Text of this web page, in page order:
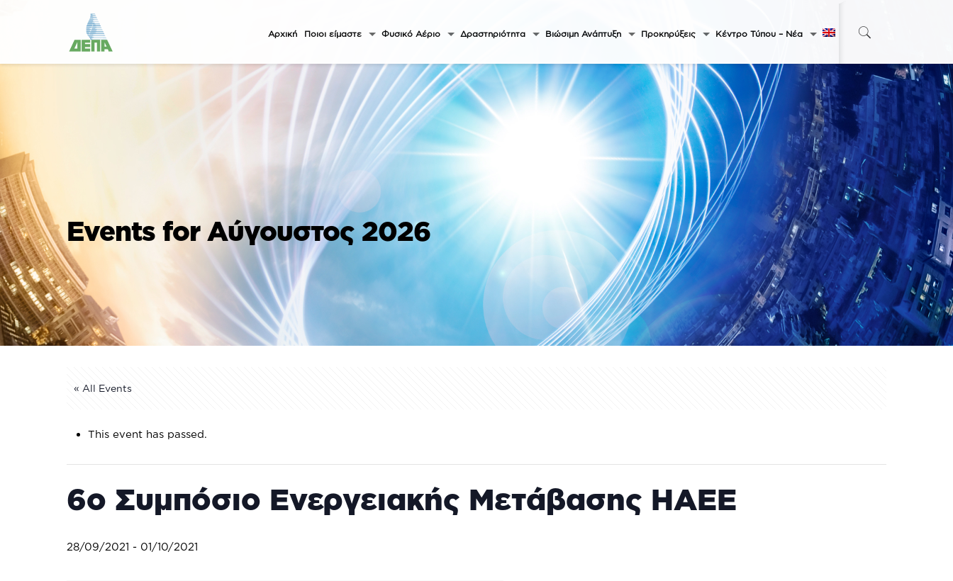
Αρχική Ποιοι είμαστε Φυσικό Αέριο Δραστηριότητα Βιώσιμη Ανάπτυξη Προκηρύξεις Κέντρο Τύπου – Νέα
Events for Αύγουστος 2026
« All Events
This event has passed.
6o Συμπόσιο Ενεργειακής Μετάβασης HAEE
28/09/2021 - 01/10/2021